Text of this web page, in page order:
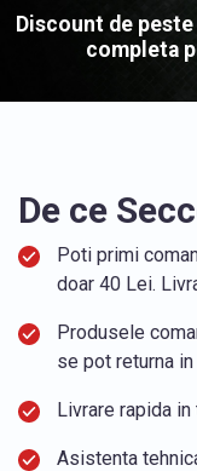
Discount de
completa
De ce
Poti primi
doar 40 Lei.
Produsele
se pot returna
Livrare rapida in
Asistenta